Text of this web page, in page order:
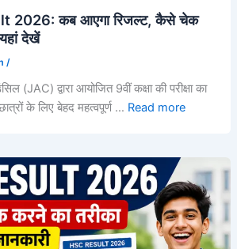
2026: कब आएगा रिजल्ट, कैसे चेक
देखें
/
(JAC) द्वारा आयोजित 9वीं कक्षा की परीक्षा का
के लिए बेहद महत्वपूर्ण … Read more